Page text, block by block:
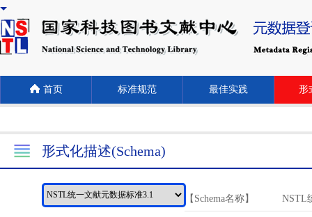
首页 标准规范 最佳实践 形
形式化描述(Schema)
【Schema名称】 NSTL